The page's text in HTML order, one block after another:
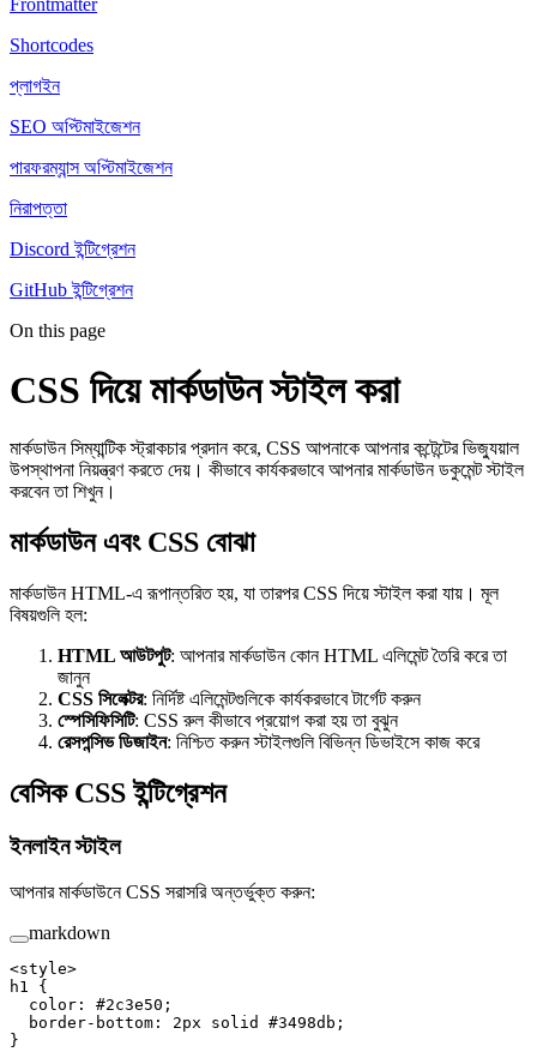
Frontmatter
Shortcodes
প্লাগইন
SEO অপ্টিমাইজেশন
পারফরম্যান্স অপ্টিমাইজেশন
নিরাপত্তা
Discord ইন্টিগ্রেশন
GitHub ইন্টিগ্রেশন
On this page
CSS দিয়ে মার্কডাউন স্টাইল করা
মার্কডাউন সিম্যান্টিক স্ট্রাকচার প্রদান করে, CSS আপনাকে আপনার কন্টেন্টের ভিজ্যুয়াল
উপস্থাপনা নিয়ন্ত্রণ করতে দেয়। কীভাবে কার্যকরভাবে আপনার মার্কডাউন ডকুমেন্ট স্টাইল
করবেন তা শিখুন।
মার্কডাউন এবং CSS বোঝা
মার্কডাউন HTML-এ রূপান্তরিত হয়, যা তারপর CSS দিয়ে স্টাইল করা যায়। মূল
বিষয়গুলি হল:
HTML আউটপুট: আপনার মার্কডাউন কোন HTML এলিমেন্ট তৈরি করে তা
জানুন
CSS সিলেক্টর: নির্দিষ্ট এলিমেন্টগুলিকে কার্যকরভাবে টার্গেট করুন
স্পেসিফিসিটি: CSS রুল কীভাবে প্রয়োগ করা হয় তা বুঝুন
রেসপন্সিভ ডিজাইন: নিশ্চিত করুন স্টাইলগুলি বিভিন্ন ডিভাইসে কাজ করে
বেসিক CSS ইন্টিগ্রেশন
ইনলাইন স্টাইল
আপনার মার্কডাউনে CSS সরাসরি অন্তর্ভুক্ত করুন:
markdown
<style>
h1 {
  color: #2c3e50;
  border-bottom: 2px solid #3498db;
}